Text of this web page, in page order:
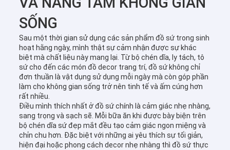
SỐNG
Sau một thời gian sử dụng các sản phẩm đồ sứ trong sinh
hoạt hằng ngày, mình thật sự cảm nhận được sự khác
biệt mà chất liệu này mang lại. Từ bộ chén dĩa, ly tách, tô
sứ cho đến các món đồ decor trang trí, đồ sứ không chỉ
đơn thuần là vật dụng sử dụng mỗi ngày mà còn góp phần
làm cho không gian sống trở nên tinh tế và ấm cúng hơn
rất nhiều.
Điều mình thích nhất ở đồ sứ chính là cảm giác nhẹ nhàng,
sang trọng và sạch sẽ. Mỗi bữa ăn khi được bày biện trên
bộ chén dĩa sứ đẹp mắt đều tạo cảm giác ngon miệng và
chỉn chu hơn. Đặc biệt với những ai yêu thích sự tối giản,
hiện đại hoặc phong cách decor nhẹ nhàng thì đồ sứ thực